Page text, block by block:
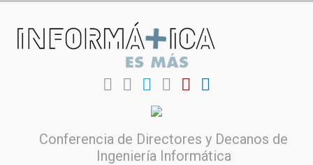
Conferencia de Directores y Decanos de
Ingeniería Informática